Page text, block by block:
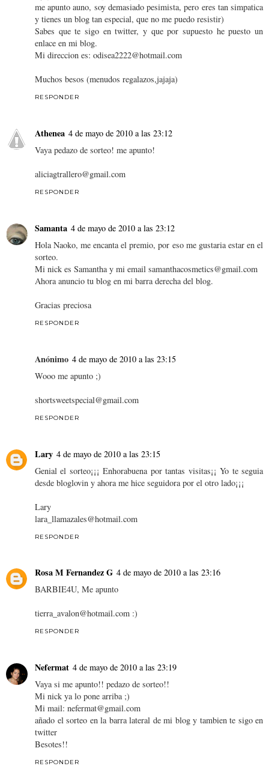
me apunto auno, soy demasiado pesimista, pero eres tan simpatica
y tienes un blog tan especial, que no me puedo resistir)
Sabes que te sigo en twitter, y que por supuesto he puesto un
enlace en mi blog.
Mi direccion es: odisea2222@hotmail.com
Muchos besos (menudos regalazos,jajaja)
RESPONDER
Athenea 4 de mayo de 2010 a las 23:12
Vaya pedazo de sorteo! me apunto!
aliciagtrallero@gmail.com
RESPONDER
Samanta 4 de mayo de 2010 a las 23:12
Hola Naoko, me encanta el premio, por eso me gustaria estar en el
sorteo.
Mi nick es Samantha y mi email samanthacosmetics@gmail.com
Ahora anuncio tu blog en mi barra derecha del blog.
Gracias preciosa
RESPONDER
Anónimo 4 de mayo de 2010 a las 23:15
Wooo me apunto ;)
shortsweetspecial@gmail.com
RESPONDER
Lary 4 de mayo de 2010 a las 23:15
Genial el sorteo¡¡¡ Enhorabuena por tantas visitas¡¡ Yo te seguia
desde bloglovin y ahora me hice seguidora por el otro lado¡¡¡
Lary
lara_llamazales@hotmail.com
RESPONDER
Rosa M Fernandez G 4 de mayo de 2010 a las 23:16
BARBIE4U, Me apunto
tierra_avalon@hotmail.com :)
RESPONDER
Nefermat 4 de mayo de 2010 a las 23:19
Vaya si me apunto!! pedazo de sorteo!!
Mi nick ya lo pone arriba ;)
Mi mail: nefermat@gmail.com
añado el sorteo en la barra lateral de mi blog y tambien te sigo en
twitter
Besotes!!
RESPONDER